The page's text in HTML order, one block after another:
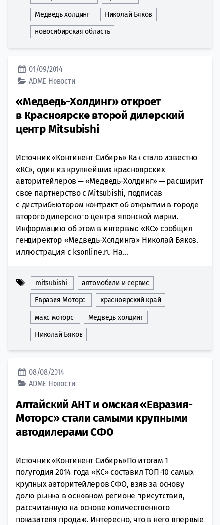
Медведь холдинг Николай Бяков
новосибирская область
01/09/2014
ADME Новости
«Медведь-Холдинг» откроет
в Красноярске второй дилерский
центр Mitsubishi
Источник «Континент Сибирь» Как стало известно
«КС», один из крупнейших красноярских
авторитейлеров ─ «Медведь-Холдинг» ─ расширит
свое партнерство с Mitsubishi, подписав
с дистрибьютором контракт об открытии в городе
второго дилерского центра японской марки.
Информацию об этом в интервью «КС» сообщил
гендиректор «Медведь-Холдинга» Николай Бяков.
иллюстрация с ksonline.ru На...
mitsubishi автомобили и сервис
Евразия Моторс красноярский край
макс моторс Медведь холдинг
Николай Бяков
08/08/2014
ADME Новости
Алтайский АНТ и омская «Евразия-
Моторс» стали самыми крупными
автодилерами СФО
Источник «Континент Сибирь»По итогам 1
полугодия 2014 года «КС» составил ТОП-10 самых
крупных авторитейлеров СФО, взяв за основу
долю рынка в основном регионе присутствия,
рассчитанную на основе количественного
показателя продаж. Интересно, что в него впервые